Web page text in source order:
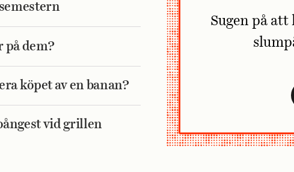
Sugen på
på dem?
köpet av en banan?
vid grillen